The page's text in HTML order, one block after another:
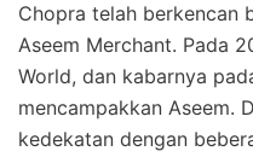
Chopra telah berkencan
Aseem Merchant. Pada
World, dan kabarnya
mencampakkan Aseem.
kedekatan dengan